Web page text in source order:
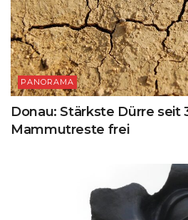
PANORAMA
Donau: Stärkste Dürre seit
Mammutreste frei